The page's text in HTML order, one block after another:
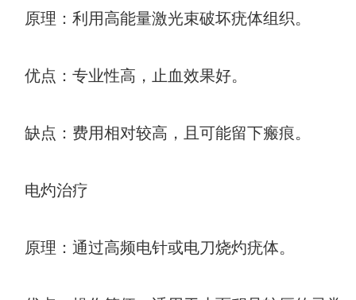
原理：利用高能量激光束破坏疣体组织。
优点：专业性高，止血效果好。
缺点：费用相对较高，且可能留下瘢痕。
电灼治疗
原理：通过高频电针或电刀烧灼疣体。